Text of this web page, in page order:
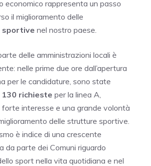
economico rappresenta un passo
il miglioramento delle
nel nostro paese.
delle amministrazioni locali è
nelle prime due ore dall’apertura
per le candidature, sono state
130 richieste per la linea A,
interesse e una grande volontà
delle strutture sportive.
è indice di una crescente
da parte dei Comuni riguardo
sport nella vita quotidiana e nel